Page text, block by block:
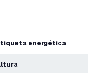
Etiqueta energética
Altura